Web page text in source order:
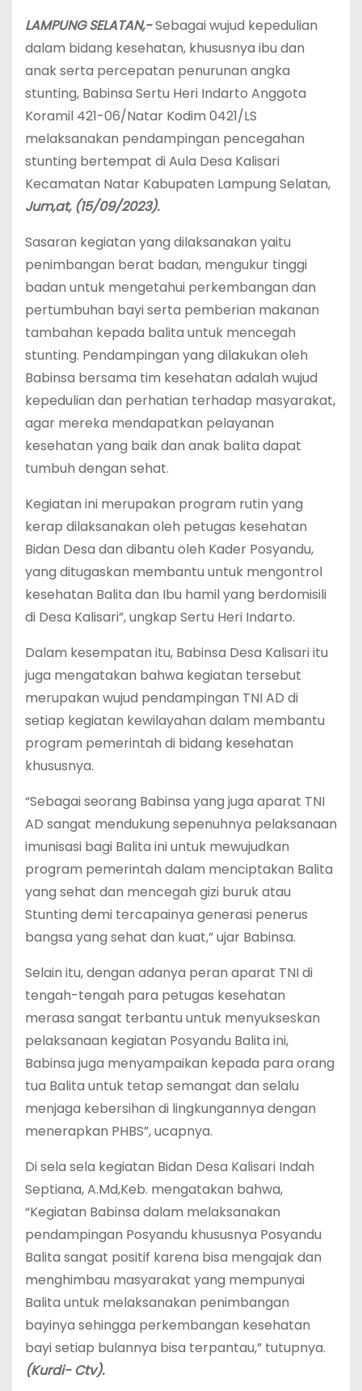
LAMPUNG SELATAN,-Sebagai wujud kepedulian
dalam bidang kesehatan, khususnya ibu dan
anak serta percepatan penurunan angka
stunting, Babinsa Sertu Heri Indarto Anggota
Koramil 421-06/Natar Kodim 0421/LS
melaksanakan pendampingan pencegahan
stunting bertempat di Aula Desa Kalisari
Kecamatan Natar Kabupaten Lampung Selatan,
Jum,at, (15/09/2023).
Sasaran kegiatan yang dilaksanakan yaitu
penimbangan berat badan, mengukur tinggi
badan untuk mengetahui perkembangan dan
pertumbuhan bayi serta pemberian makanan
tambahan kepada balita untuk mencegah
stunting. Pendampingan yang dilakukan oleh
Babinsa bersama tim kesehatan adalah wujud
kepedulian dan perhatian terhadap masyarakat,
agar mereka mendapatkan pelayanan
kesehatan yang baik dan anak balita dapat
tumbuh dengan sehat.
Kegiatan ini merupakan program rutin yang
kerap dilaksanakan oleh petugas kesehatan
Bidan Desa dan dibantu oleh Kader Posyandu,
yang ditugaskan membantu untuk mengontrol
kesehatan Balita dan Ibu hamil yang berdomisili
di Desa Kalisari”, ungkap Sertu Heri Indarto.
Dalam kesempatan itu, Babinsa Desa Kalisari itu
juga mengatakan bahwa kegiatan tersebut
merupakan wujud pendampingan TNI AD di
setiap kegiatan kewilayahan dalam membantu
program pemerintah di bidang kesehatan
khususnya.
“Sebagai seorang Babinsa yang juga aparat TNI
AD sangat mendukung sepenuhnya pelaksanaan
imunisasi bagi Balita ini untuk mewujudkan
program pemerintah dalam menciptakan Balita
yang sehat dan mencegah gizi buruk atau
Stunting demi tercapainya generasi penerus
bangsa yang sehat dan kuat,” ujar Babinsa.
Selain itu, dengan adanya peran aparat TNI di
tengah-tengah para petugas kesehatan
merasa sangat terbantu untuk menyukseskan
pelaksanaan kegiatan Posyandu Balita ini,
Babinsa juga menyampaikan kepada para orang
tua Balita untuk tetap semangat dan selalu
menjaga kebersihan di lingkungannya dengan
menerapkan PHBS”, ucapnya.
Di sela sela kegiatan Bidan Desa Kalisari Indah
Septiana, A.Md,Keb. mengatakan bahwa,
“Kegiatan Babinsa dalam melaksanakan
pendampingan Posyandu khususnya Posyandu
Balita sangat positif karena bisa mengajak dan
menghimbau masyarakat yang mempunyai
Balita untuk melaksanakan penimbangan
bayinya sehingga perkembangan kesehatan
bayi setiap bulannya bisa terpantau,” tutupnya.
(Kurdi- Ctv).